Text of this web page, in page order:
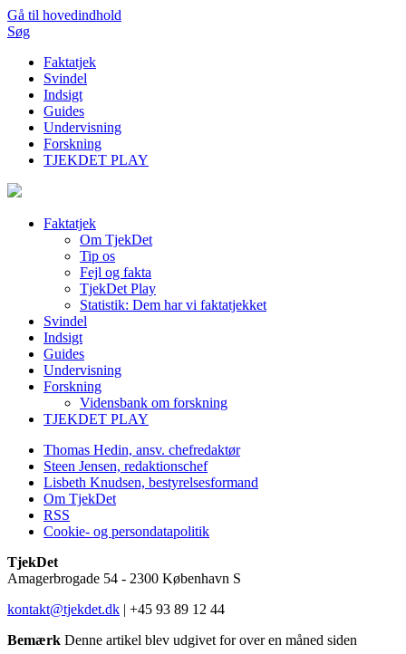
Gå til hovedindhold
Søg
Faktatjek
Svindel
Indsigt
Guides
Undervisning
Forskning
TJEKDET PLAY
Faktatjek
Om TjekDet
Tip os
Fejl og fakta
TjekDet Play
Statistik: Dem har vi faktatjekket
Svindel
Indsigt
Guides
Undervisning
Forskning
Vidensbank om forskning
TJEKDET PLAY
Thomas Hedin, ansv. chefredaktør
Steen Jensen, redaktionschef
Lisbeth Knudsen, bestyrelsesformand
Om TjekDet
RSS
Cookie- og persondatapolitik
TjekDet
Amagerbrogade 54 - 2300 København S
kontakt@tjekdet.dk | +45 93 89 12 44
Bemærk Denne artikel blev udgivet for over en måned siden